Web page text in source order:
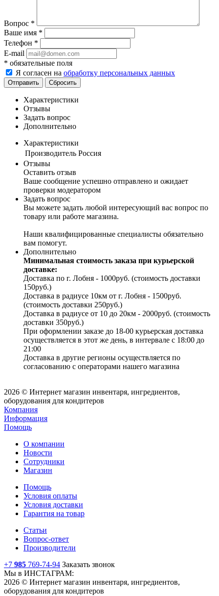
Вопрос *
Ваше имя *
Телефон *
E-mail
* обязательные поля
Я согласен на обработку персональных данных
Отправить Сбросить
Характеристики
Отзывы
Задать вопрос
Дополнительно
Характеристики
Производитель Россия
Отзывы
Оставить отзыв
Ваше сообщение успешно отправлено и ожидает
проверки модератором
Задать вопрос
Вы можете задать любой интересующий вас вопрос по
товару или работе магазина.
Наши квалифицированные специалисты обязательно
вам помогут.
Дополнительно
Минимальная стоимость заказа при курьерской
доставке:
Доставка по г. Лобня - 1000руб. (стоимость доставки
150руб.)
Доставка в радиусе 10км от г. Лобня - 1500руб.
(стоимость доставки 250руб.)
Доставка в радиусе от 10 до 20км - 2000руб. (стоимость
доставки 350руб.)
При оформлении заказе до 18-00 курьерская доставка
осуществляется в этот же день, в интервале с 18:00 до
21:00
Доставка в другие регионы осуществляется по
согласованию с операторами нашего магазина
2026 © Интернет магазин инвентаря, ингредиентов,
оборудования для кондитеров
Компания
Информация
Помощь
О компании
Новости
Сотрудники
Магазин
Помощь
Условия оплаты
Условия доставки
Гарантия на товар
Статьи
Вопрос-ответ
Производители
+7 985 769-74-94 Заказать звонок
Мы в ИНСТАГРАМ:
2026 © Интернет магазин инвентаря, ингредиентов,
оборудования для кондитеров